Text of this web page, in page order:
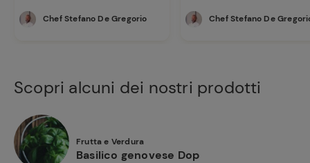
Chef Stefano De Gregorio Chef Stefano De
Scopri alcuni dei nostri prodotti
Frutta e Verdura
Basilico genovese Dop